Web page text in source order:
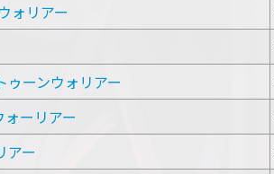
ォリアー
ーンウォリアー
ーリアー
アー